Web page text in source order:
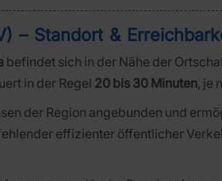
– Standort &
befindet sich in der Nähe der
in der Regel 20 bis 30 Minuten, je
der Region angebunden und
effizienter öffentlicher